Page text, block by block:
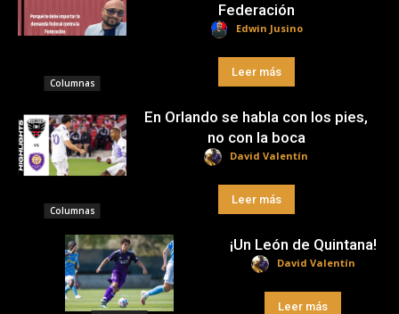
Columnas
Federación
Edwin Jusino
Leer más
Columnas
En Orlando se habla con los pies,
no con la boca
David Valentín
Leer más
¡Un León de Quintana!
David Valentín
Leer más